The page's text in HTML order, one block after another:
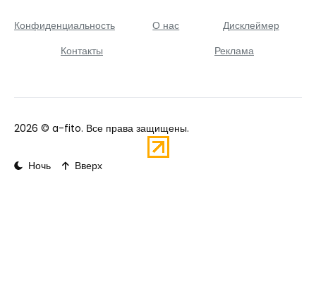
Конфиденциальность О нас
Дисклеймер
Контакты
Реклама
2026 © a-fito. Все права защищены.
Ночь Вверх